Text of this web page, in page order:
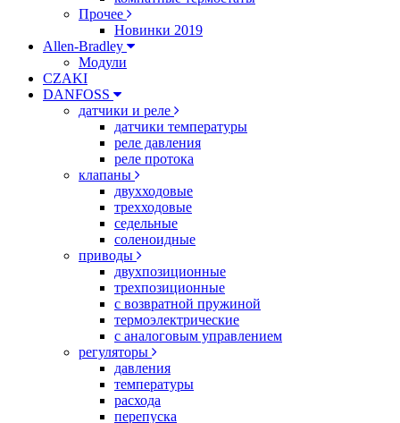
Прочее
Новинки 2019
Allen-Bradley
Модули
CZAKI
DANFOSS
датчики и реле
датчики температуры
реле давления
реле протока
клапаны
двухходовые
трехходовые
седельные
соленоидные
приводы
двухпозиционные
трехпозиционные
с возвратной пружиной
термоэлектрические
с аналоговым управлением
регуляторы
давления
температуры
расхода
перепуска